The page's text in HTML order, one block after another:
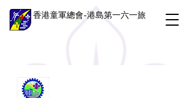
香港童軍總會-港島第一六一旅